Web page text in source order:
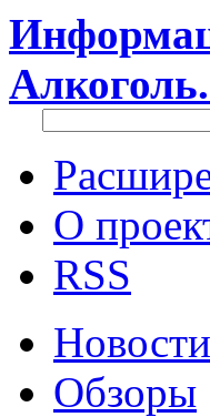
О
RSS
Новости
Обзоры